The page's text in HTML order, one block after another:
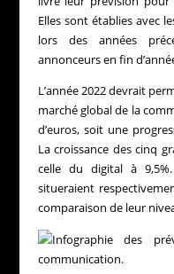
Elles sont établies avec
lors des années
annonceurs en fin
L’année 2022 devrait
marché global de la
d’euros, soit une
La croissance des cinq
celle du digital à
situeraient
comparaison de leur